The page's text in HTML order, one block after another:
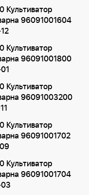
Культиватор
96091001604
Культиватор
96091001800
Культиватор
96091003200
Культиватор
96091001702
Культиватор
96091001704